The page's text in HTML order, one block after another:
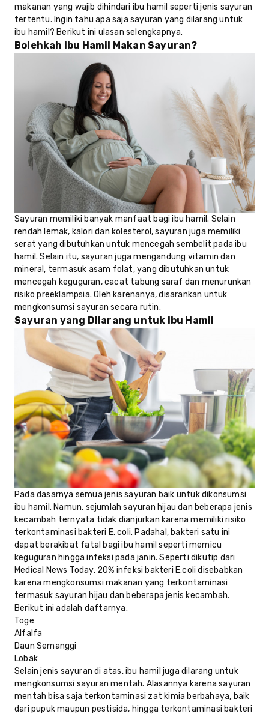
makanan yang wajib dihindari ibu hamil seperti jenis sayuran
tertentu. Ingin tahu apa saja sayuran yang dilarang untuk
ibu hamil? Berikut ini ulasan selengkapnya.
Bolehkah Ibu Hamil Makan Sayuran?
Sayuran memiliki banyak manfaat bagi ibu hamil. Selain
rendah lemak, kalori dan kolesterol, sayuran juga memiliki
serat yang dibutuhkan untuk mencegah sembelit pada ibu
hamil. Selain itu, sayuran juga mengandung vitamin dan
mineral, termasuk asam folat, yang dibutuhkan untuk
mencegah keguguran, cacat tabung saraf dan menurunkan
risiko preeklampsia. Oleh karenanya, disarankan untuk
mengkonsumsi sayuran secara rutin.
Sayuran yang Dilarang untuk Ibu Hamil
Pada dasarnya semua jenis sayuran baik untuk dikonsumsi
ibu hamil. Namun, sejumlah sayuran hijau dan beberapa jenis
kecambah ternyata tidak dianjurkan karena memiliki risiko
terkontaminasi bakteri E. coli. Padahal, bakteri satu ini
dapat berakibat fatal bagi ibu hamil seperti memicu
keguguran hingga infeksi pada janin. Seperti dikutip dari
Medical News Today, 20% infeksi bakteri E.coli disebabkan
karena mengkonsumsi makanan yang terkontaminasi
termasuk sayuran hijau dan beberapa jenis kecambah.
Berikut ini adalah daftarnya:
Toge
Alfalfa
Daun Semanggi
Lobak
Selain jenis sayuran di atas, ibu hamil juga dilarang untuk
mengkonsumsi sayuran mentah. Alasannya karena sayuran
mentah bisa saja terkontaminasi zat kimia berbahaya, baik
dari pupuk maupun pestisida, hingga terkontaminasi bakteri